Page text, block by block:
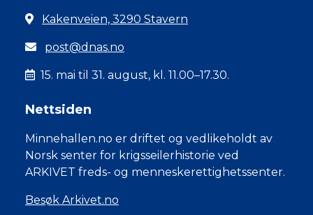
Kakenveien, 3290 Stavern
post@dnas.no
15. mai til 31. august, kl. 11.00–17.30.
Nettsiden
Minnehallen.no er driftet og vedlikeholdt av
Norsk senter for krigsseilerhistorie ved
ARKIVET freds- og menneskerettighetssenter.
Besøk Arkivet.no